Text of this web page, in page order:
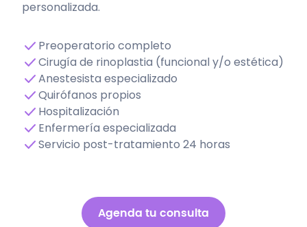
personalizada.
Preoperatorio completo
Cirugía de rinoplastia (funcional y/o estética)
Anestesista especializado
Quirófanos propios
Hospitalización
Enfermería especializada
Servicio post-tratamiento 24 horas
Agenda tu consulta